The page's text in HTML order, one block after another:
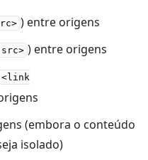
) entre origens
) entre origens
<link
(embora o conteúdo
isolado)